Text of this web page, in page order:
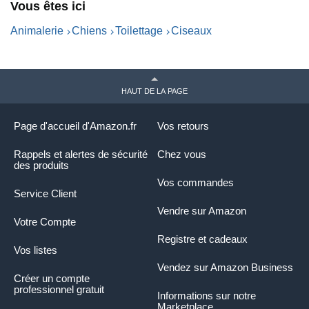
et Froid pour Chien
Vous êtes ici
Animalerie Chiens Toilettage Ciseaux
HAUT DE LA PAGE
Vos retours
Chez vous
Vos commandes
Vendre sur Amazon
Registre et cadeaux
Vendez sur Amazon Business
Informations sur notre
Marketplace
Page d'accueil d'Amazon.fr
Rappels et alertes de sécurité
des produits
Service Client
Votre Compte
Vos listes
Créer un compte
professionnel gratuit